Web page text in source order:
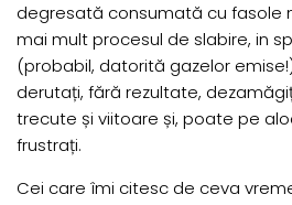
degresată consumată cu fasole
mai mult procesul de slabire, in
(probabil, datorită gazelor
derutați, fără rezultate,
trecute și viitoare și, poate pe
frustrați.
Cei care îmi citesc de ceva